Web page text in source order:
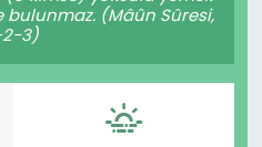
(Mâûn Sûresi,
2-3)